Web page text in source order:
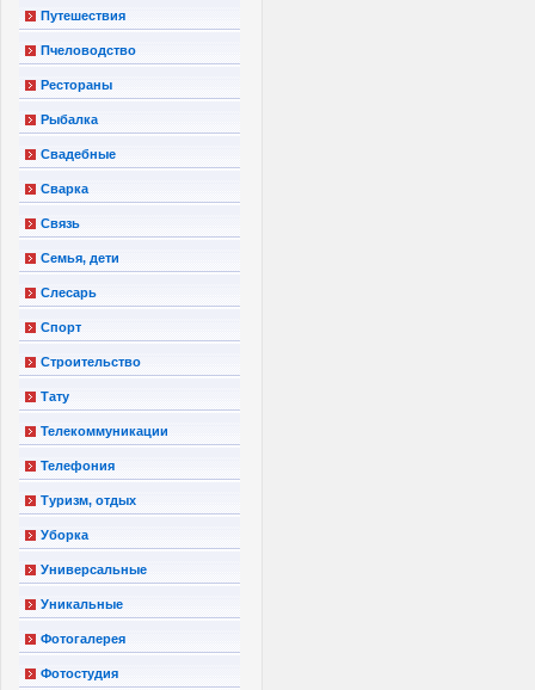
Путешествия
Пчеловодство
Рестораны
Рыбалка
Свадебные
Сварка
Связь
Семья, дети
Слесарь
Спорт
Строительство
Тату
Телекоммуникации
Телефония
Туризм, отдых
Уборка
Универсальные
Уникальные
Фотогалерея
Фотостудия